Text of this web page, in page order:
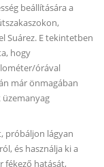
beállítására a
Suárez. E tekintetben
hogy
órával
már önmagában
üzemanyag
próbáljon lágyan
és használja ki a
fékező hatását,